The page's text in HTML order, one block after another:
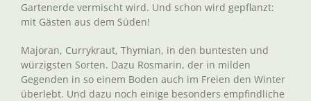
Gartenerde vermischt wird. Und schon wird gepflanzt:
mit Gästen aus dem Süden!
Majoran, Currykraut, Thymian, in den buntesten und
würzigsten Sorten. Dazu Rosmarin, der in milden
Gegenden in so einem Boden auch im Freien den Winter
überlebt. Und dazu noch einige besonders empfindliche